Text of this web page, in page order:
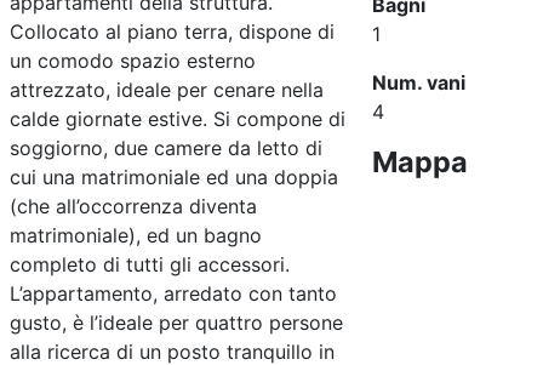
Collocato al piano terra, dispone di
un comodo spazio esterno
attrezzato, ideale per cenare nella
calde giornate estive. Si compone di
soggiorno, due camere da letto di
cui una matrimoniale ed una doppia
(che all’occorrenza diventa
matrimoniale), ed un bagno
completo di tutti gli accessori.
L’appartamento, arredato con tanto
gusto, è l’ideale per quattro persone
alla ricerca di un posto tranquillo in
Bagni
1
Num. vani
4
Mappa